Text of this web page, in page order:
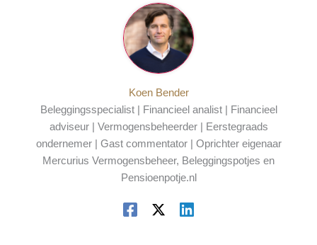
Koen Bender
Beleggingsspecialist | Financieel analist | Financieel
adviseur | Vermogensbeheerder | Eerstegraads
ondernemer | Gast commentator | Oprichter eigenaar
Mercurius Vermogensbeheer, Beleggingspotjes en
Pensioenpotje.nl